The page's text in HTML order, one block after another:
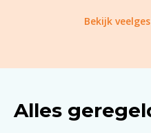
Bekijk
Alles